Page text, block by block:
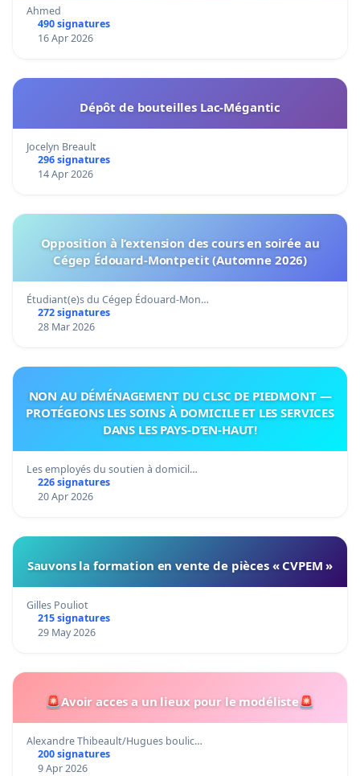
Ahmed
490 signatures
16 Apr 2026
Dépôt de bouteilles Lac-Mégantic
Jocelyn Breault
296 signatures
14 Apr 2026
Opposition à l’extension des cours en soirée au
Cégep Édouard-Montpetit (Automne 2026)
Étudiant(e)s du Cégep Édouard-Mon…
272 signatures
28 Mar 2026
NON AU DÉMÉNAGEMENT DU CLSC DE PIEDMONT —
PROTÉGEONS LES SOINS À DOMICILE ET LES SERVICES
DANS LES PAYS-D’EN-HAUT!
Les employés du soutien à domicil…
226 signatures
20 Apr 2026
Sauvons la formation en vente de pièces « CVPEM »
Gilles Pouliot
215 signatures
29 May 2026
🚨Avoir acces a un lieux pour le modéliste🚨
Alexandre Thibeault/Hugues boulic…
200 signatures
9 Apr 2026